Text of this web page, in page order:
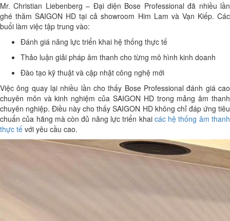
Mr. Christian Liebenberg – Đại diện Bose Professional đã nhiều lần
ghé thăm SAIGON HD tại cả showroom Him Lam và Vạn Kiếp. Các
buổi làm việc tập trung vào:
Đánh giá năng lực triển khai hệ thống thực tế
Thảo luận giải pháp âm thanh cho từng mô hình kinh doanh
Đào tạo kỹ thuật và cập nhật công nghệ mới
Việc ông quay lại nhiều lần cho thấy Bose Professional đánh giá cao
chuyên môn và kinh nghiệm của SAIGON HD trong mảng âm thanh
chuyên nghiệp. Điều này cho thấy SAIGON HD không chỉ đáp ứng tiêu
chuẩn của hãng mà còn đủ năng lực triển khai các hệ thống âm thanh
thực tế với yêu cầu cao.